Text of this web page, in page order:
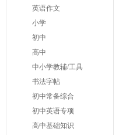
英语作文
小学
初中
高中
中小学教辅/工具
书法字帖
初中常备综合
初中英语专项
高中基础知识